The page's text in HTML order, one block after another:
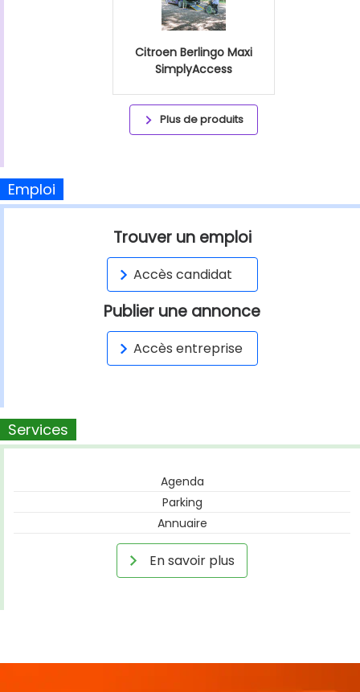
Citroen Berlingo Maxi
SimplyAccess
Plus de produits
Emploi
Trouver un emploi
Accès candidat
Publier une annonce
Accès entreprise
Services
Agenda
Parking
Annuaire
En savoir plus